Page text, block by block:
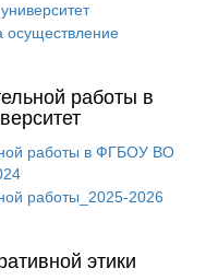
осуществление
работы в
работы в ФГБОУ ВО
работы_2025-2026
этики